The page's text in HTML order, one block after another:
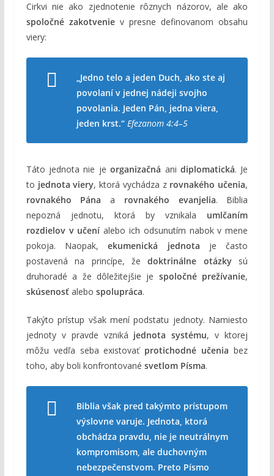
Cirkvi nie ako zjednotenie rôznych názorov, ale ako
spoločné zakotveniev presne definovanom obsahu
viery:
„Jedno telo a jeden Duch, ako ste aj
povolaní v jednej nádeji svojho
povolania. Jeden Pán, jedna viera,
jeden krst.“ Efezanom 4:4–5
Táto jednota nie jeorganizačná ani diplomatická. Je
to jednota viery, ktorá vychádza z rovnakého učenia,
rovnakého Pána a rovnakého evanjelia. Biblia
nepozná jednotu, ktorá by vznikala umlčaním
rozdielov v učení alebo ich odsunutím nabok v mene
pokoja. Naopak,ekumenická jednota je často
postavená na princípe, žedoktrinálne otázkysú
druhoradé a že dôležitejšie je spoločné prežívanie,
skúsenosťalebo spolupráca.
Takýto prístup však mení podstatu jednoty. Namiesto
jednoty v pravde vzniká jednota systému, v ktorej
môžu vedľa seba existovať protichodné učenia bez
toho, aby boli konfrontované svetlom Písma.
Biblia však pred takýmto prístupom
výslovne varuje. Jednota, ktorá
obchádza pravdu, nie je neutrálnym
kompromisom, ale duchovným
nebezpečenstvom. Preto Písmo